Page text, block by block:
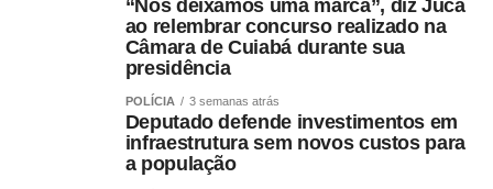
Para a magistrada, dar visibilidade ao problema também
permite produzir estatísticas e direcionar políticas
públicas voltadas à prevenção e ao acolhimento das
Desafio permanente
“Nós deixamos uma marca”, diz Juca
ao relembrar concurso realizado na
Câmara de Cuiabá durante sua
presidência
POLÍCIA 3 semanas atrás
Deputado defende investimentos em
infraestrutura sem novos custos para
a população